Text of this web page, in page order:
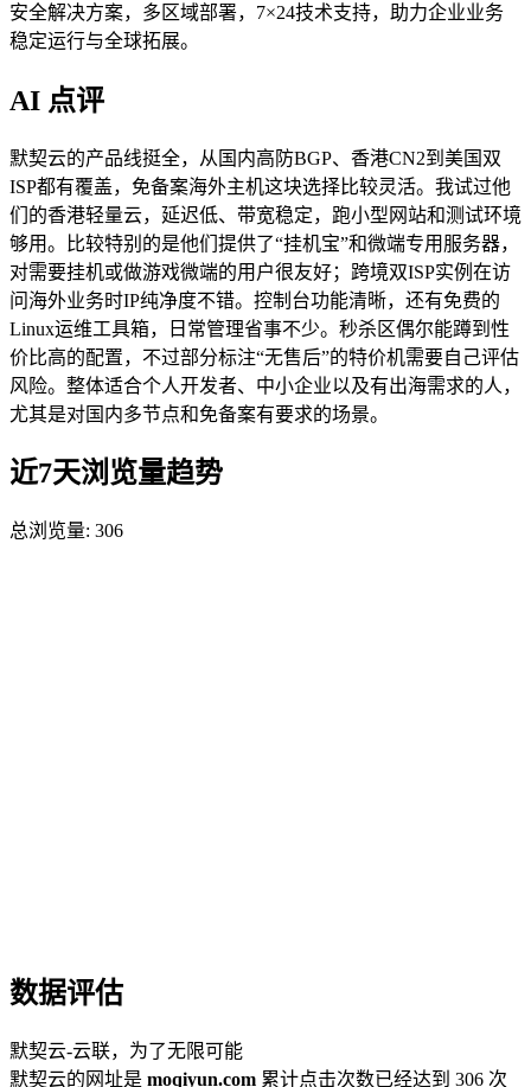
安全解决方案，多区域部署，7×24技术支持，助力企业业务
稳定运行与全球拓展。
AI 点评
默契云的产品线挺全，从国内高防BGP、香港CN2到美国双
ISP都有覆盖，免备案海外主机这块选择比较灵活。我试过他
们的香港轻量云，延迟低、带宽稳定，跑小型网站和测试环境
够用。比较特别的是他们提供了“挂机宝”和微端专用服务器，
对需要挂机或做游戏微端的用户很友好；跨境双ISP实例在访
问海外业务时IP纯净度不错。控制台功能清晰，还有免费的
Linux运维工具箱，日常管理省事不少。秒杀区偶尔能蹲到性
价比高的配置，不过部分标注“无售后”的特价机需要自己评估
风险。整体适合个人开发者、中小企业以及有出海需求的人，
尤其是对国内多节点和免备案有要求的场景。
近7天浏览量趋势
总浏览量: 306
数据评估
默契云-云联，为了无限可能
默契云的网址是 moqiyun.com 累计点击次数已经达到 306 次